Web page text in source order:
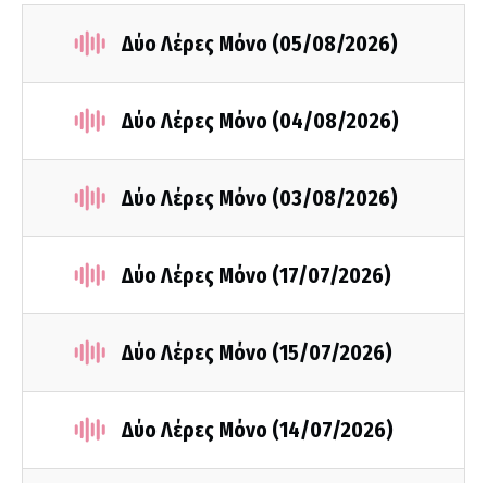
Δύο Λέρες Μόνο (05/08/2026)
Δύο Λέρες Μόνο (04/08/2026)
Δύο Λέρες Μόνο (03/08/2026)
Δύο Λέρες Μόνο (17/07/2026)
Δύο Λέρες Μόνο (15/07/2026)
Δύο Λέρες Μόνο (14/07/2026)